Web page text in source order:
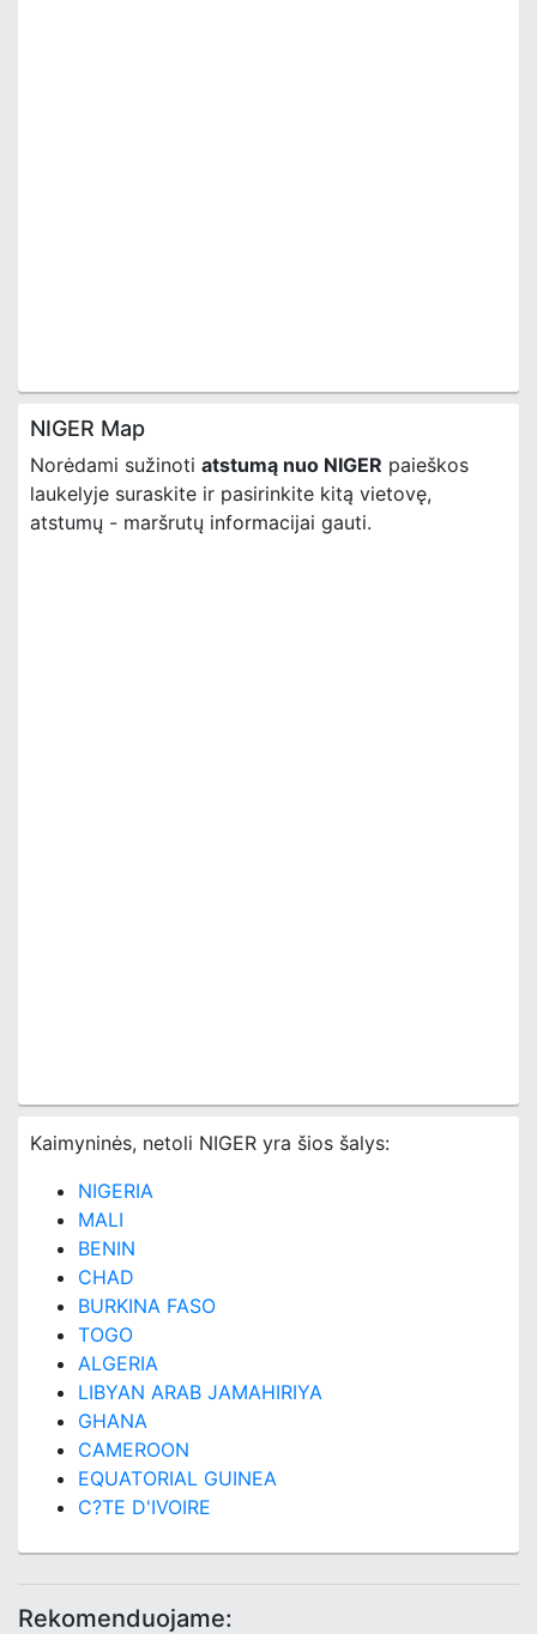
NIGER Map
Norėdami sužinoti atstumą nuo NIGER paieškos
laukelyje suraskite ir pasirinkite kitą vietovę,
atstumų - maršrutų informacijai gauti.
Kaimyninės, netoli NIGER yra šios šalys:
NIGERIA
MALI
BENIN
CHAD
BURKINA FASO
TOGO
ALGERIA
LIBYAN ARAB JAMAHIRIYA
GHANA
CAMEROON
EQUATORIAL GUINEA
C?TE D'IVOIRE
Rekomenduojame: